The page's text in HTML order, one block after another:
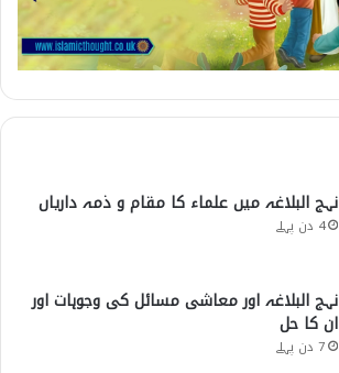
نہج البلاغہ میں علماء کا مقام و ذمہ داریاں
4 دن پہلے
نہج البلاغہ اور معاشی مسائل کی وجوہات اور
ان کا حل
7 دن پہلے